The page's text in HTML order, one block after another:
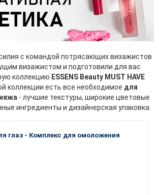
с командой потрясающих визажистов
визажистом и подготовили для вас
коллекцию ESSENS Beauty MUST HAVE
коллекции есть все необходимое для
- лучшие текстуры, широкие цветовые
ингредиенты и дизайнерская упаковка.
глаз - Комплекс для омоложения